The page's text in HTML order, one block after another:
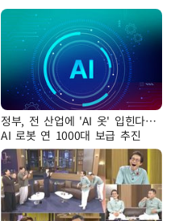
정부, 전 산업에 'AI 옷' 입힌다…
AI 로봇 연 1000대 보급 추진